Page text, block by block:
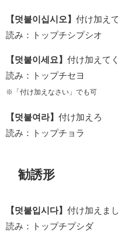
【덧붙이십시오】 付け加え
読み：トップチシプシオ
【덧붙이세요】 付け加えて
読み：トップチセヨ
※「付け加えなさい」でも可
【덧붙여라】 付け加えろ
読み：トップチョラ
勧誘形
【덧붙입시다】 付け加えま
読み：トップチプシダ